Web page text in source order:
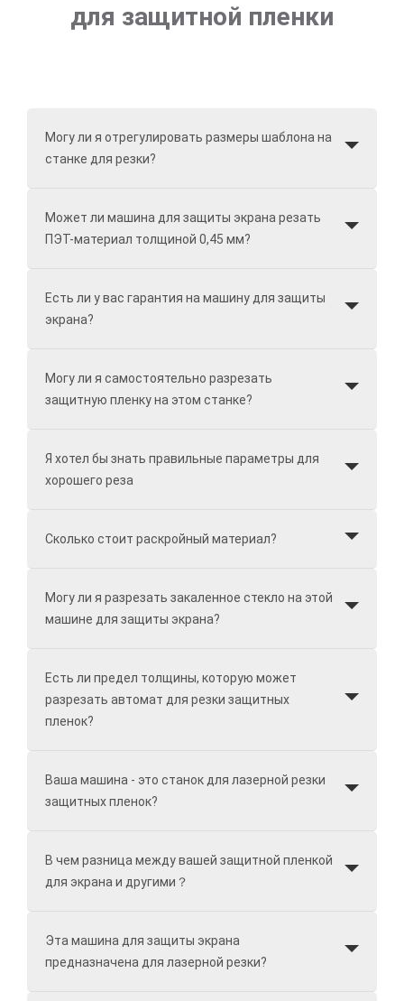
для защитной пленки
Могу ли я отрегулировать размеры шаблона на
станке для резки?
Может ли машина для защиты экрана резать
ПЭТ-материал толщиной 0,45 мм?
Есть ли у вас гарантия на машину для защиты
экрана?
Могу ли я самостоятельно разрезать
защитную пленку на этом станке?
Я хотел бы знать правильные параметры для
хорошего реза
Сколько стоит раскройный материал?
Могу ли я разрезать закаленное стекло на этой
машине для защиты экрана?
Есть ли предел толщины, которую может
разрезать автомат для резки защитных
пленок?
Ваша машина - это станок для лазерной резки
защитных пленок?
В чем разница между вашей защитной пленкой
для экрана и другими？
Эта машина для защиты экрана
предназначена для лазерной резки?